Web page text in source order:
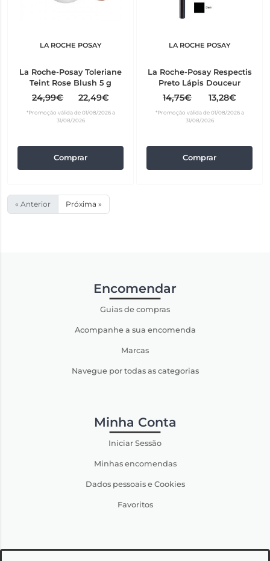
LA ROCHE POSAY
La Roche-Posay Toleriane
Teint Rose Blush 5 g
24,99€ 22,49€
*Promoção válida de 01/08/2026 a
31/08/2026
Comprar
LA ROCHE POSAY
La Roche-Posay Respectis
Preto Lápis Douceur
14,75€ 13,28€
*Promoção válida de 01/08/2026 a
31/08/2026
Comprar
« Anterior Próxima »
Encomendar
Guias de compras
Acompanhe a sua encomenda
Marcas
Navegue por todas as categorias
Minha Conta
Iniciar Sessão
Minhas encomendas
Dados pessoais e Cookies
Favoritos